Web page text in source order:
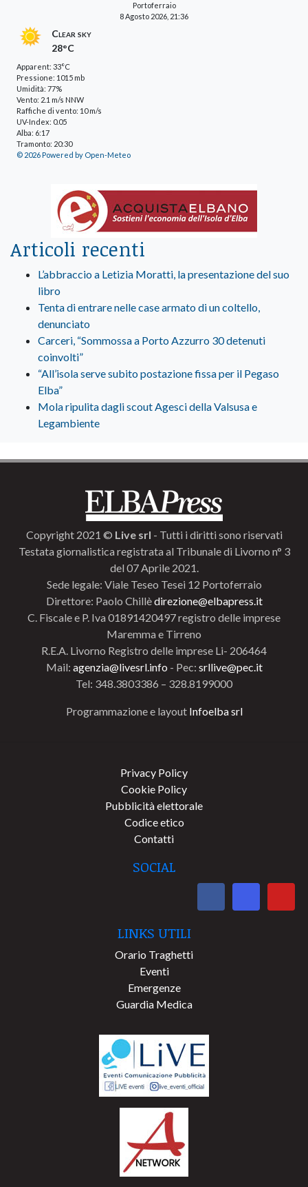
Portoferraio
8 Agosto 2026, 21:36
Clear sky
28°C
Apparent: 33°C
Pressione: 1015 mb
Umidità: 77%
Vento: 2.1 m/s NNW
Raffiche di vento: 10 m/s
UV-Index: 0.05
Alba: 6:17
Tramonto: 20:30
© 2026 Powered by Open-Meteo
Articoli recenti
L’abbraccio a Letizia Moratti, la presentazione del suo
libro
Tenta di entrare nelle case armato di un coltello,
denunciato
Carceri, “Sommossa a Porto Azzurro 30 detenuti
coinvolti”
“All’isola serve subito postazione fissa per il Pegaso
Elba”
Mola ripulita dagli scout Agesci della Valsusa e
Legambiente
Copyright 2021 © Live srl - Tutti i diritti sono riservati
Testata giornalistica registrata al Tribunale di Livorno n° 3
del 07 Aprile 2021.
Sede legale: Viale Teseo Tesei 12 Portoferraio
Direttore: Paolo Chillèdirezione@elbapress.it
C. Fiscale e P. Iva 01891420497 registro delle imprese
Maremma e Tirreno
R.E.A. Livorno Registro delle imprese Li- 206464
Mail: agenzia@livesrl.info - Pec: srllive@pec.it
Tel: 348.3803386 – 328.8199000
Programmazione e layout Infoelba srl
Privacy Policy
Cookie Policy
Pubblicità elettorale
Codice etico
Contatti
SOCIAL
LINKS UTILI
Orario Traghetti
Eventi
Emergenze
Guardia Medica